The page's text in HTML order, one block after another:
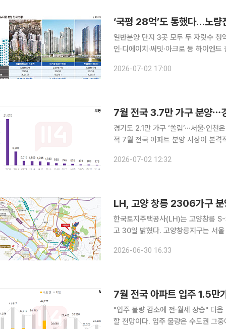
‘국평 28억’도 통했다…노량
일반분양 단지 3곳 모두 두 자릿수 청
인·디에이치·써밋·아크로 등 하이엔
고 앞서 공급된 단지들은 계약도 사
2026-07-02 17:00
7월 전국 3.7만 가구 분양⋯경
경기도 2.1만 가구 ‘쏠림’⋯서울·인
적 7월 전국 아파트 분양 시장이 본격
이어지는 모습이다. 2일 부동산114
2026-07-02 12:32
LH, 고양 창릉 2306가구
한국토지주택공사(LH)는 고양창릉
고 30일 밝혔다. 고양창릉지구는 서
다. 고양시청과 서울 지하철 6호선
2026-06-30 16:33
7월 전국 아파트 입주 1.5만
"입주 물량 감소에 전·월세 상승" 다
할 전망이다. 입주 물량은 수도권 그